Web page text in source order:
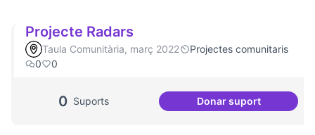
Projecte Radars
Taula Comunitària, març 2022
Projectes comunitaris
0
0
0 Suports Donar suportProjecte Radars